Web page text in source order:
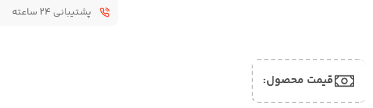
پشتیبانی ۲۴ ساعته
قیمت محصول:​